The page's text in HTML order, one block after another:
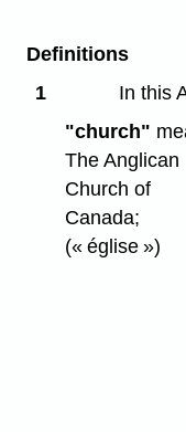
Definitions
1
In this
"church"
The Anglican
Church of
Canada;
(« église »)